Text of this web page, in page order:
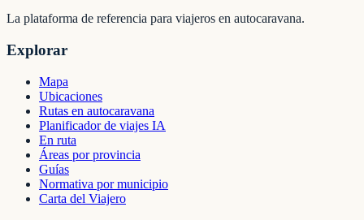
La plataforma de referencia para viajeros en autocaravana.
Explorar
Mapa
Ubicaciones
Rutas en autocaravana
Planificador de viajes IA
En ruta
Áreas por provincia
Guías
Normativa por municipio
Carta del Viajero